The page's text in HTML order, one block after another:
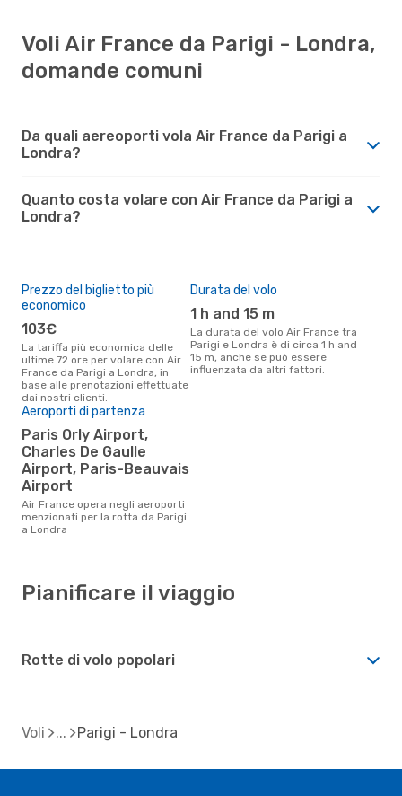
Voli Air France da Parigi - Londra,
domande comuni
Da quali aereoporti vola Air France da Parigi a
Londra?
Quanto costa volare con Air France da Parigi a
Londra?
Prezzo del biglietto più
economico
103€
La tariffa più economica delle
ultime 72 ore per volare con Air
France da Parigi a Londra, in
base alle prenotazioni effettuate
dai nostri clienti.
Durata del volo
1 h and 15 m
La durata del volo Air France tra
Parigi e Londra è di circa 1 h and
15 m, anche se può essere
influenzata da altri fattori.
Aeroporti di partenza
Paris Orly Airport,
Charles De Gaulle
Airport, Paris-Beauvais
Airport
Air France opera negli aeroporti
menzionati per la rotta da Parigi
a Londra
Pianificare il viaggio
Rotte di volo popolari
Voli Parigi - Londra